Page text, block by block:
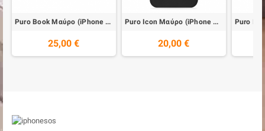
Puro Book Mαύρο (iPhone XS Max)
25,00 €
Puro Icon Μαύρο (iPhone XS Max)
20,00 €